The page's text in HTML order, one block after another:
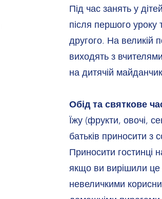
Під час занять у
після першого уроку
другого. На великій
виходять з
на дитячій
Обід та святкове
Їжу (фрукти, овочі,
батьків приносити з
Приносити гостинці
якщо ви вирішили це
невеличкими